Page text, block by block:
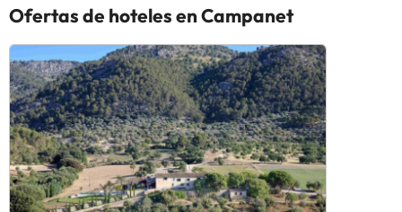
Ofertas de hoteles en Campanet